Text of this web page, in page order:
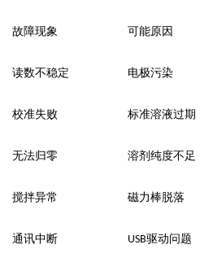
故障现象 可能原因
读数不稳定 电极污染
校准失败 标准溶液过期
无法归零 溶剂纯度不足
搅拌异常 磁力棒脱落
通讯中断 USB驱动问题